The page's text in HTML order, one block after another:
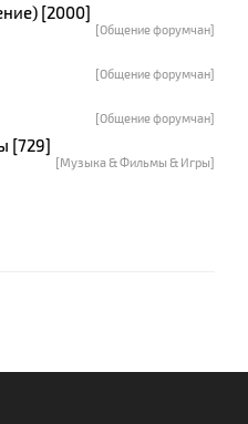
[2000]
[Общение форумчан]
[Общение форумчан]
[Общение форумчан]
[729]
[Музыка & Фильмы & Игры]